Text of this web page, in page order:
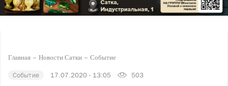
Главная Новости Сатки Событие
Событие 17.07.2020 - 13:05 503